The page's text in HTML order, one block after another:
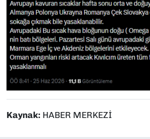
Kaynak: HABER MERKEZİ